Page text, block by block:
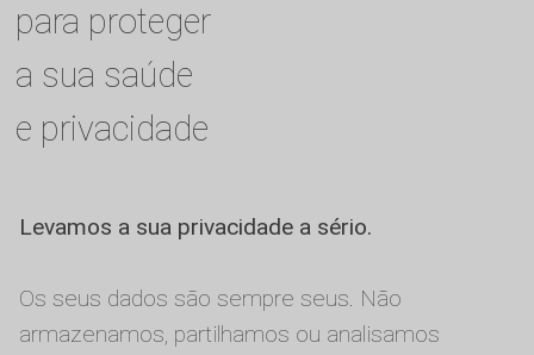
para proteger
a sua saúde
e privacidade
Levamos a sua privacidade a sério.
Os seus dados são sempre seus. Não
armazenamos, partilhamos ou analisamos